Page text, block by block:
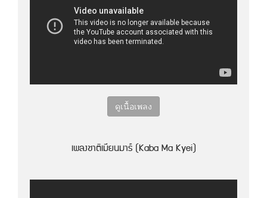
ดูเนื้อเพลง
เพลงชาติเมียนมาร์ (Kaba Ma Kyei)